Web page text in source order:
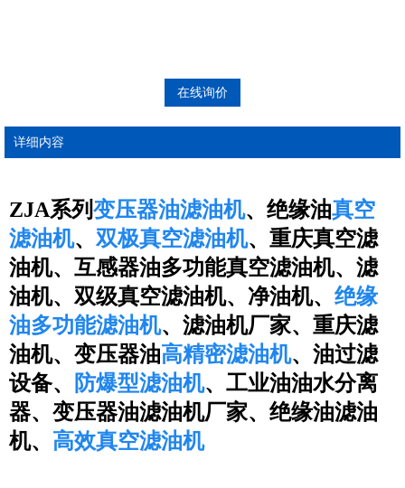
在线询价
详细内容
ZJA系列变压器油滤油机、绝缘油真空
滤油机、 双极真空滤油机、重庆真空滤
油机、互感器油多功能真空滤油机、滤
油机、双级真空滤油机、净油机、 绝缘
油多功能滤油机、滤油机厂家、重庆滤
油机、变压器油高精密滤油机、油过滤
设备、
防爆型滤油机、工业油油水分离
器、变压器油滤油机厂家、绝缘油滤油
机、 高效真空滤油机